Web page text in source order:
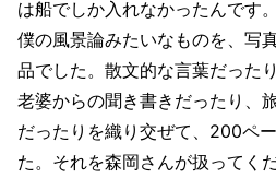
は船でしか入れなかったんです
僕の風景論みたいなものを、写
品でした。散文的な言葉だった
老婆からの聞き書きだったり、
だったりを織り交ぜて、200ペ
た。それを森岡さんが扱ってく